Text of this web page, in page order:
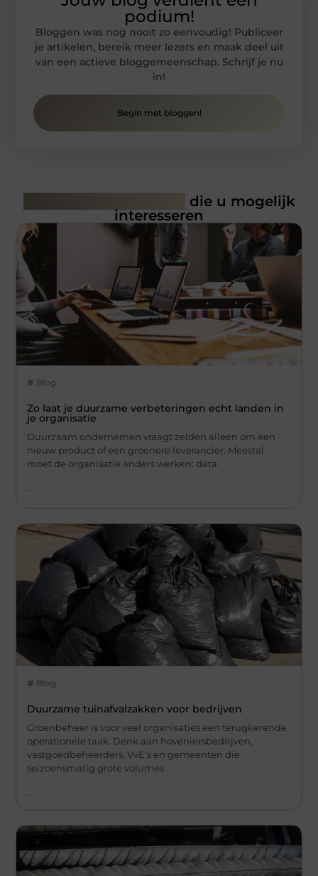
podium!
Bloggen was nog nooit zo eenvoudig! Publiceer
je artikelen, bereik meer lezers en maak deel uit
van een actieve bloggemeenschap. Schrijf je nu
in!
Begin met bloggen!
die u mogelijk
interesseren
Blog
Zo laat je duurzame verbeteringen echt landen in
je organisatie
Duurzaam ondernemen vraagt zelden alleen om een
nieuw product of een groenere leverancier. Meestal
moet de organisatie anders werken: data
...
Blog
Duurzame tuinafvalzakken voor bedrijven
Groenbeheer is voor veel organisaties een terugkerende
operationele taak. Denk aan hoveniersbedrijven,
vastgoedbeheerders, VvE’s en gemeenten die
seizoensmatig grote volumes